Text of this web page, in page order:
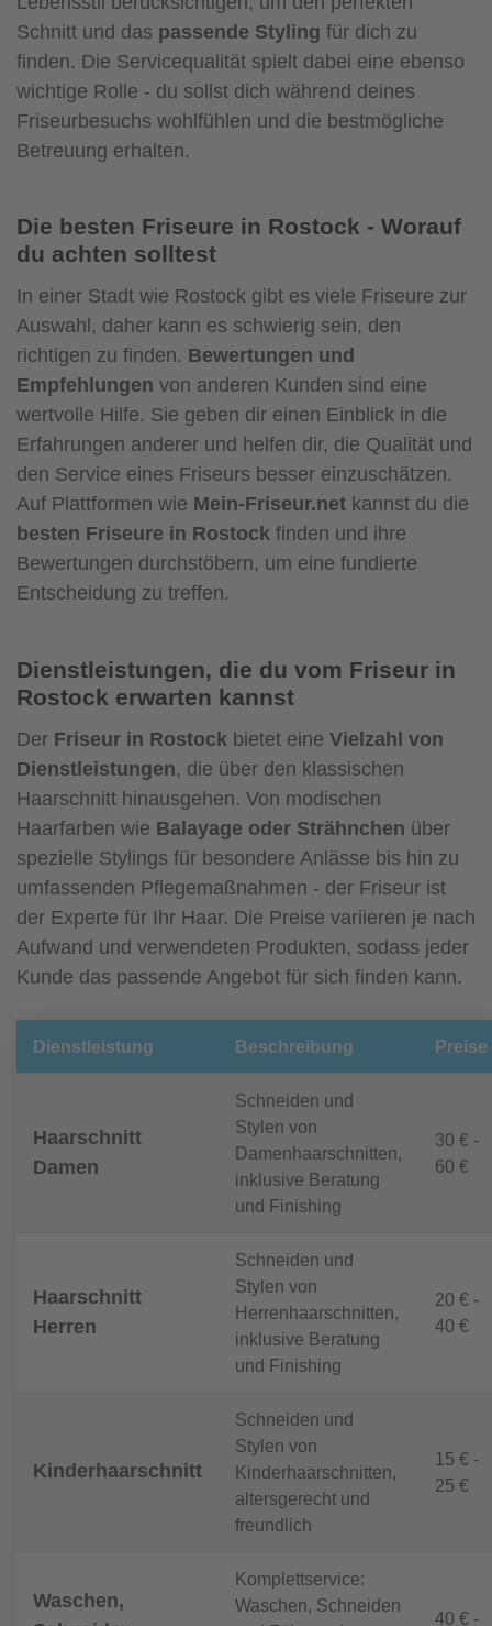
Schnitt und das passende Styling für dich zu
finden. Die Servicequalität spielt dabei eine ebenso
wichtige Rolle - du sollst dich während deines
Friseurbesuchs wohlfühlen und die bestmögliche
Betreuung erhalten.
Die besten Friseure in Rostock - Worauf
du achten solltest
In einer Stadt wie Rostock gibt es viele Friseure zur
Auswahl, daher kann es schwierig sein, den
richtigen zu finden. Bewertungen und
Empfehlungen von anderen Kunden sind eine
wertvolle Hilfe. Sie geben dir einen Einblick in die
Erfahrungen anderer und helfen dir, die Qualität und
den Service eines Friseurs besser einzuschätzen.
Auf Plattformen wie Mein-Friseur.net kannst du die
besten Friseure in Rostock finden und ihre
Bewertungen durchstöbern, um eine fundierte
Entscheidung zu treffen.
Dienstleistungen, die du vom Friseur in
Rostock erwarten kannst
Der Friseur in Rostock bietet eine Vielzahl von
Dienstleistungen, die über den klassischen
Haarschnitt hinausgehen. Von modischen
Haarfarben wie Balayage oder Strähnchen über
spezielle Stylings für besondere Anlässe bis hin zu
umfassenden Pflegemaßnahmen - der Friseur ist
der Experte für Ihr Haar. Die Preise variieren je nach
Aufwand und verwendeten Produkten, sodass jeder
Kunde das passende Angebot für sich finden kann.
Dienstleistung Beschreibung Preise
Haarschnitt
Damen
Schneiden und
Stylen von
Damenhaarschnitten,
inklusive Beratung
und Finishing
30 € -
60 €
Haarschnitt
Herren
Schneiden und
Stylen von
Herrenhaarschnitten,
inklusive Beratung
und Finishing
20 € -
40 €
Kinderhaarschnitt
Schneiden und
Stylen von
Kinderhaarschnitten,
altersgerecht und
freundlich
15 € -
25 €
Waschen,
Komplettservice:
Waschen, Schneiden
40 € -